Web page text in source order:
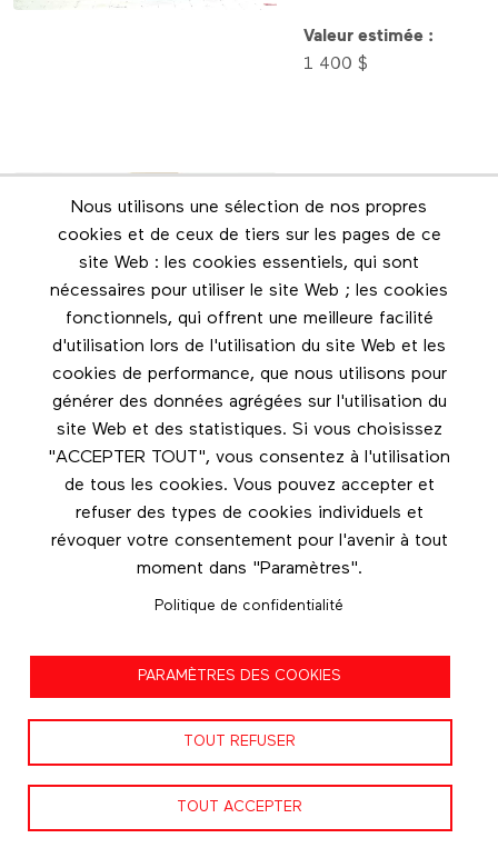
Valeur estimée :
1 400 $
Allikas,
Barry
Rising , 2010
99 x 99 cm
Valeur estimée :
4 680 $
Nous utilisons une sélection de nos propres
cookies et de ceux de tiers sur les pages de ce
site Web : les cookies essentiels, qui sont
nécessaires pour utiliser le site Web ; les cookies
fonctionnels, qui offrent une meilleure facilité
d'utilisation lors de l'utilisation du site Web et les
cookies de performance, que nous utilisons pour
générer des données agrégées sur l'utilisation du
site Web et des statistiques. Si vous choisissez
"ACCEPTER TOUT", vous consentez à l'utilisation
de tous les cookies. Vous pouvez accepter et
refuser des types de cookies individuels et
révoquer votre consentement pour l'avenir à tout
moment dans "Paramètres".
Politique de confidentialité
PARAMÈTRES DES COOKIES
TOUT REFUSER
TOUT ACCEPTER
Infolettre
Restez en contact grâce à l'infolettre
Footer menu
Instagram
LinkedIn
Facebook